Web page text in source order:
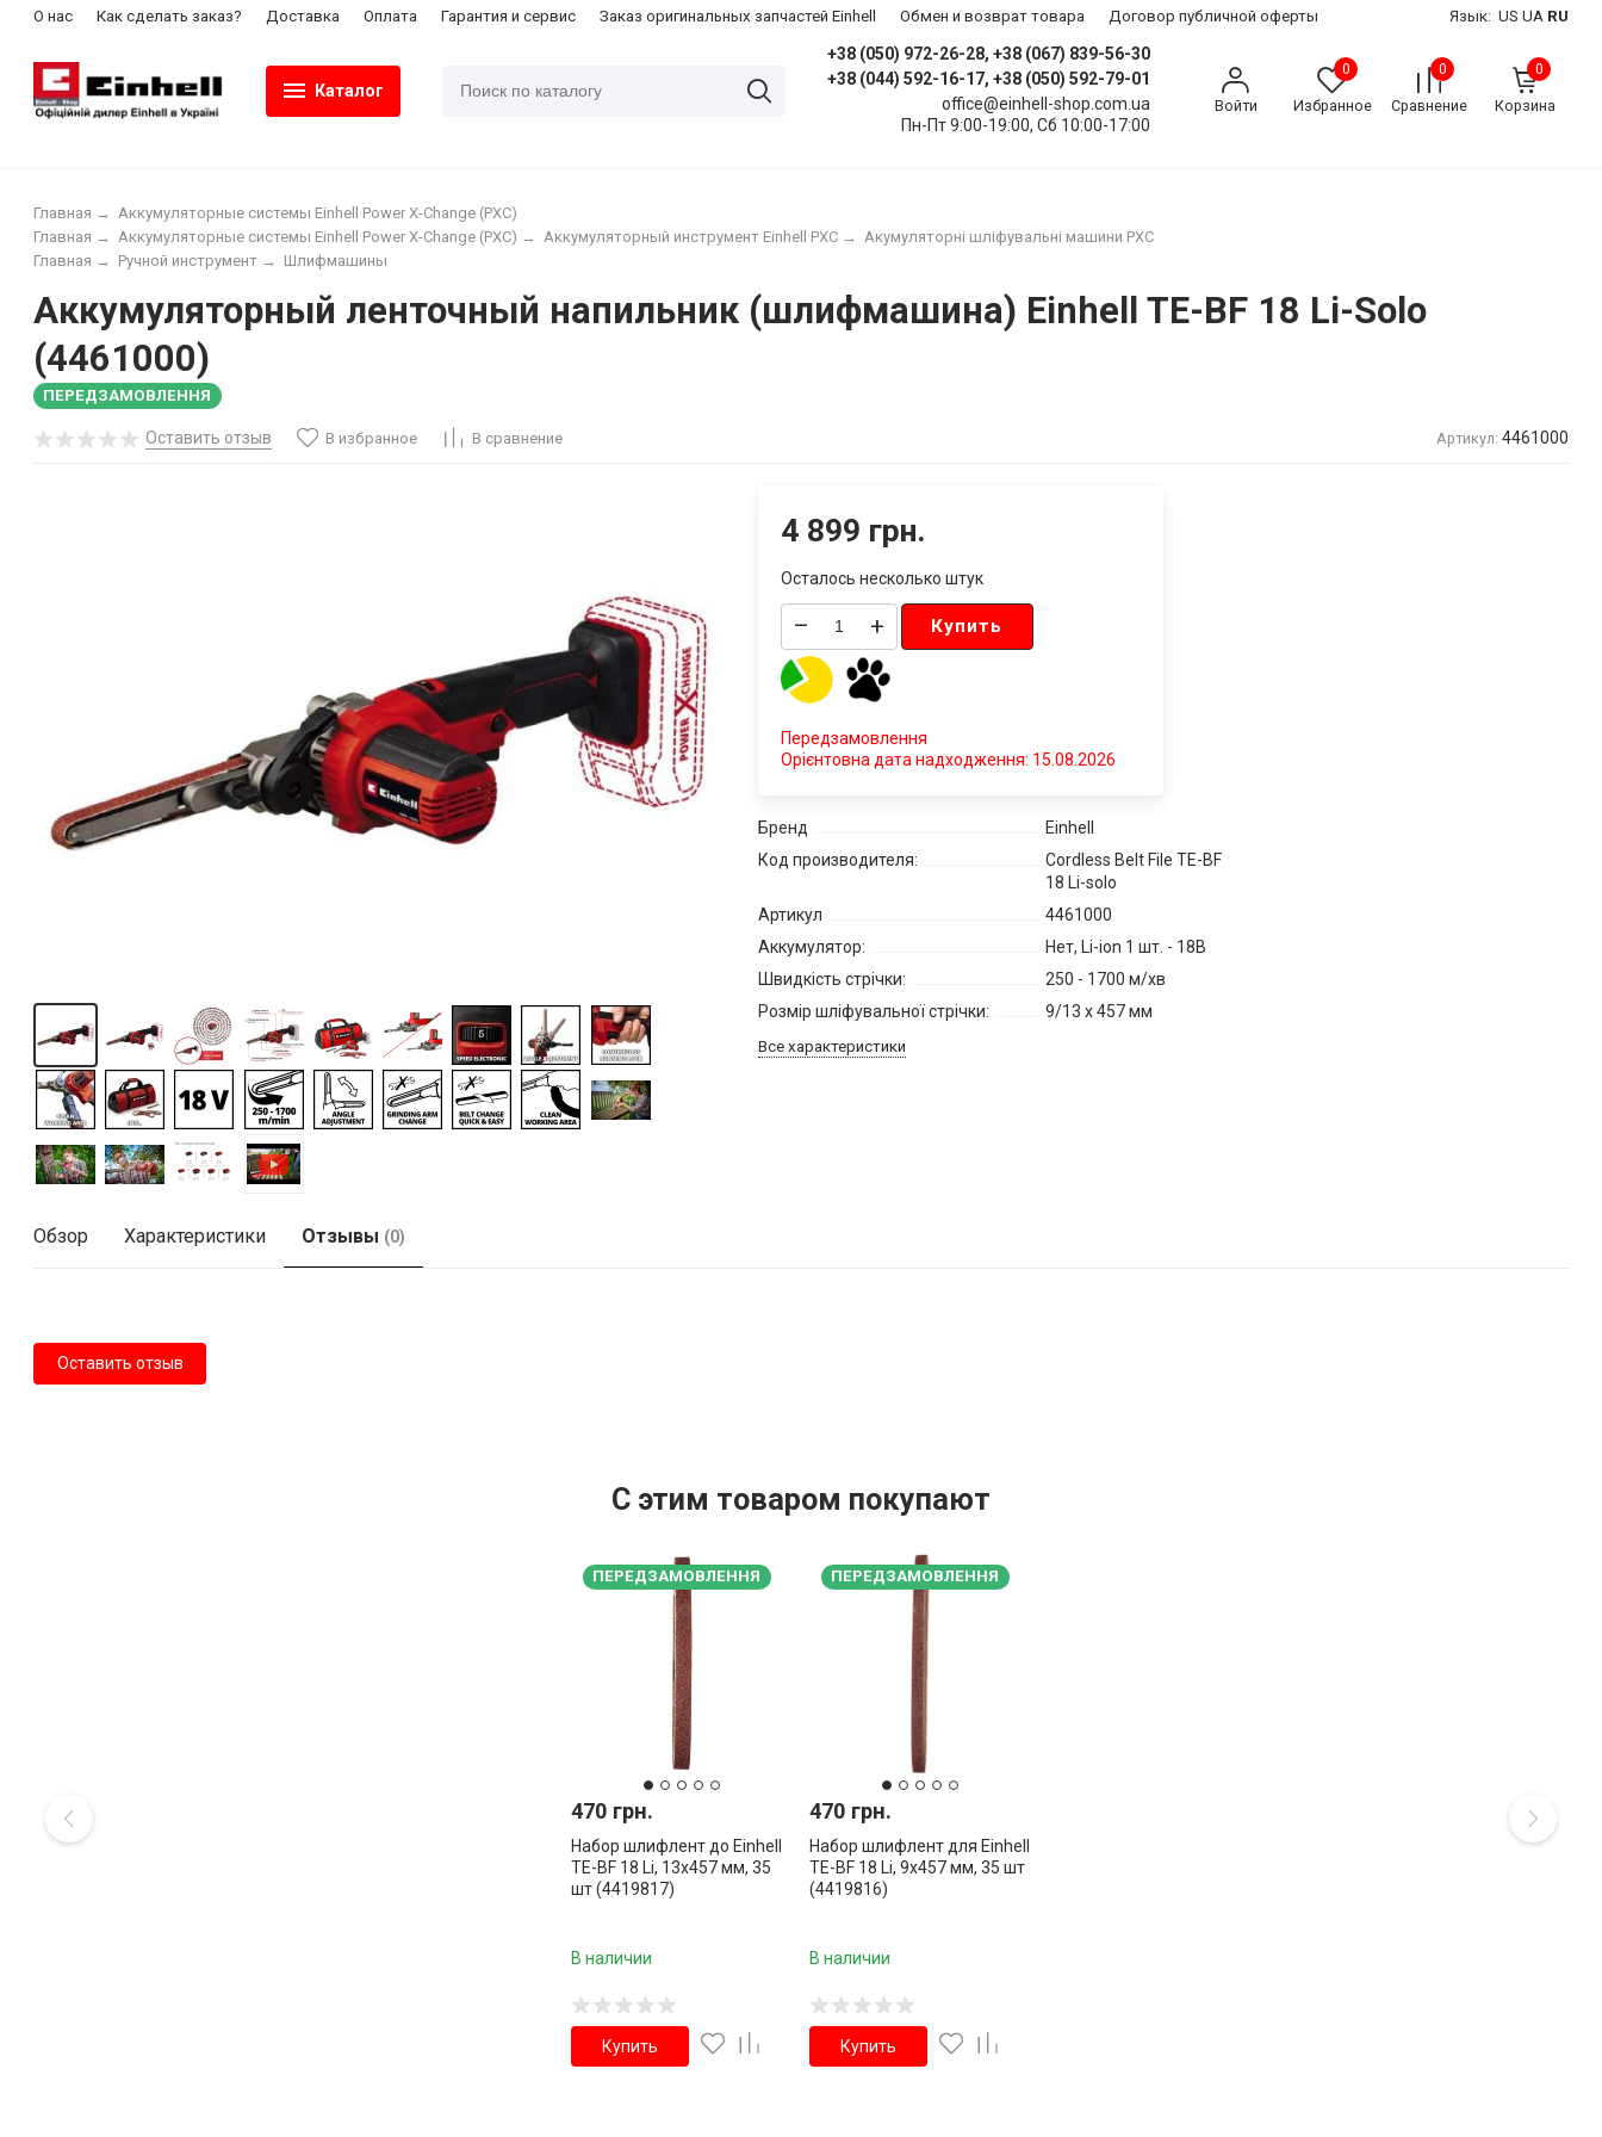
О нас Как сделать заказ? Доставка Оплата Гарантия и сервис Заказ оригинальных запчастей Einhell Обмен и возврат товара Договор публичной оферты Язык: US UA RU
Каталог
+38 (050) 972-26-28, +38 (067) 839-56-30
+38 (044) 592-16-17, +38 (050) 592-79-01
office@einhell-shop.com.ua
Пн-Пт 9:00-19:00, Сб 10:00-17:00
Войти
0
Избранное
0
Сравнение
0
Корзина
Главная →
Аккумуляторные системы Einhell Power X-Change (PXC)
Акумуляторні шліфувальні машини PXC
Аккумуляторный инструмент Einhell PXC →
Аккумуляторные системы Einhell Power X-Change (PXC) →
Главная →
Шлифмашины
Ручной инструмент →
Главная →
Аккумуляторный ленточный напильник (шлифмашина) Einhell TE-BF 18 Li-Solo
(4461000)
ПЕРЕДЗАМОВЛЕННЯ
Оставить отзыв В избранное В сравнение Артикул: 4461000
4 899 грн.
Осталось несколько штук
– + Купить
Передзамовлення
Орієнтовна дата надходження: 15.08.2026
Бренд
Einhell
Код производителя:
Cordless Belt File TE-BF
18 Li-solo
Артикул
4461000
Аккумулятор:
Нет, Li-ion 1 шт. - 18В
Швидкість стрічки:
250 - 1700 м/хв
Розмір шліфувальної стрічки:
9/13 x 457 мм
Все характеристики
Обзор Характеристики Отзывы (0)
Оставить отзыв
С этим товаром покупают
ПЕРЕДЗАМОВЛЕННЯ
470 грн.
Набор шлифлент до Einhell
TE-BF 18 Li, 13x457 мм, 35
шт (4419817)
В наличии
Купить
ПЕРЕДЗАМОВЛЕННЯ
470 грн.
Набор шлифлент для Einhell
TE-BF 18 Li, 9x457 мм, 35 шт
(4419816)
В наличии
Купить